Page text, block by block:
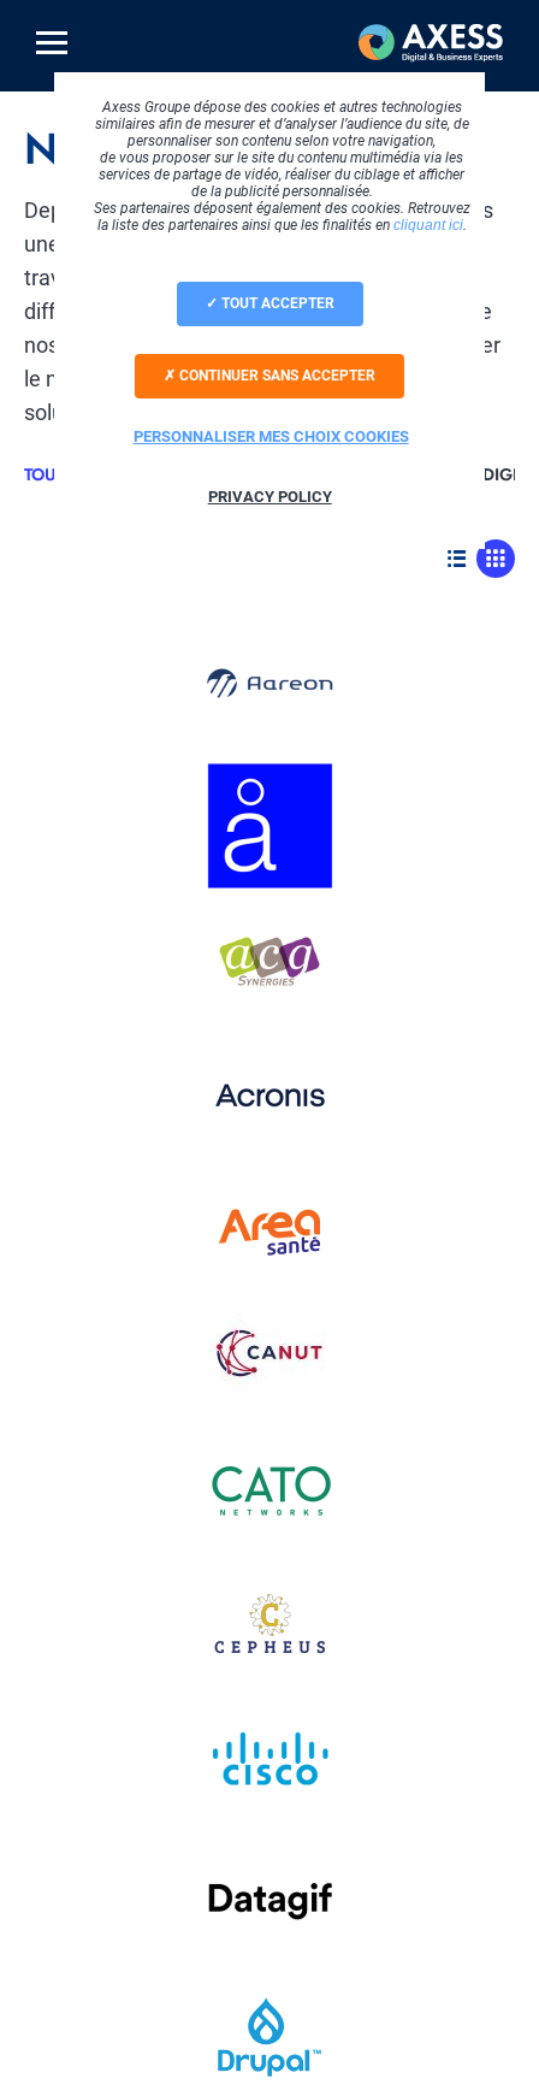
contenu
principal
Nos partenaires
Depuis les débuts d'Axess en 2003, nous menons
une véritable stratégie de partenariat. Nous
travaillons avec les leaders du marché sur
différents secteurs pour répondre aux besoins de
nos 3 pôles d'expertise. L'objectif étant d'améliorer
le niveau de disponibilité et de fiabilité de nos
solutions logicielles et prestations de services.
TOUS STRATEGIE
Axess Groupe dépose des cookies et autres technologies
similaires afin de mesurer et d’analyser l’audience du site, de
personnaliser son contenu selon votre navigation,
de vous proposer sur le site du contenu multimédia via les
services de partage de vidéo, réaliser du ciblage et afficher
de la publicité personnalisée.
Ses partenaires déposent également des cookies. Retrouvez
la liste des partenaires ainsi que les finalités en cliquant ici.
TOUT ACCEPTER
CONTINUER SANS ACCEPTER
PERSONNALISER MES CHOIX COOKIES
PRIVACY POLICY